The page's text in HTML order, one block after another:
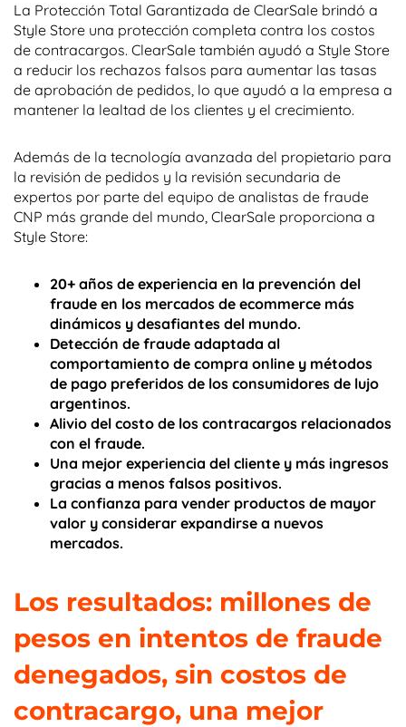
La Protección Total Garantizada de ClearSale brindó a
Style Store una protección completa contra los costos
de contracargos. ClearSale también ayudó a Style Store
a reducir los rechazos falsos para aumentar las tasas
de aprobación de pedidos, lo que ayudó a la empresa a
mantener la lealtad de los clientes y el crecimiento.
Además de la tecnología avanzada del propietario para
la revisión de pedidos y la revisión secundaria de
expertos por parte del equipo de analistas de fraude
CNP más grande del mundo, ClearSale proporciona a
Style Store:
20+ años de experiencia en la prevención del
fraude en los mercados de ecommerce más
dinámicos y desafiantes del mundo.
Detección de fraude adaptada al
comportamiento de compra online y métodos
de pago preferidos de los consumidores de lujo
argentinos.
Alivio del costo de los contracargos relacionados
con el fraude.
Una mejor experiencia del cliente y más ingresos
gracias a menos falsos positivos.
La confianza para vender productos de mayor
valor y considerar expandirse a nuevos
mercados.
Los resultados: millones de
pesos en intentos de fraude
denegados, sin costos de
contracargo, una mejor